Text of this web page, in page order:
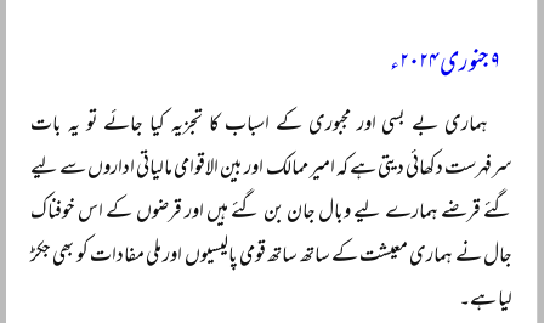
۹ جنوری ۲۰۲۴ء
ہماری بے بسی اور مجبوری کے اسباب کا تجزیہ کیا جائے تو یہ بات
سرفہرست دکھائی دیتی ہے کہ امیر ممالک اور بین الاقوامی مالیاتی اداروں سے لیے
گئے قرضے ہمارے لیے وبال جان بن گئے ہیں اور قرضوں کے اس خوفناک
جال نے ہماری معیشت کے ساتھ ساتھ قومی پالیسیوں اور ملی مفادات کو بھی جکڑ
لیا ہے۔